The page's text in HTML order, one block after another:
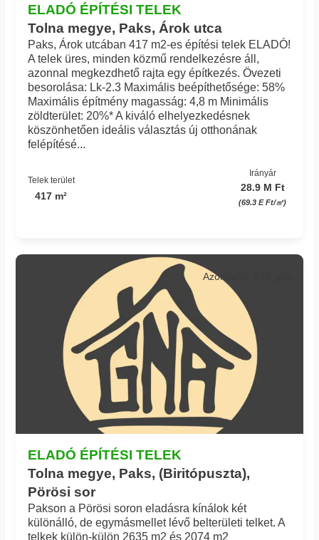
ELADÓ ÉPÍTÉSI TELEK
Tolna megye, Paks, Árok utca
Paks, Árok utcában 417 m2-es építési telek ELADÓ!
A telek üres, minden közmű rendelkezésre áll,
azonnal megkezdhető rajta egy építkezés. Övezeti
besorolása: Lk-2.3 Maximális beépíthetősége: 58%
Maximális építmény magasság: 4,8 m Minimális
zöldterület: 20%* A kiváló elhelyezkedésnek
köszönhetően ideális választás új otthonának
felépítésé...
Telek terület
417 m²
Irányár
28.9 M Ft
(69.3 E Ft/㎡)
ELADÓ ÉPÍTÉSI TELEK
Tolna megye, Paks, (Biritópuszta),
Pörösi sor
Azonosító: 349_gbn
Pakson a Pörösi soron eladásra kínálok két
különálló, de egymásmellet lévő belterületi telket. A
telkek külön-külön 2635 m2 és 2074 m2